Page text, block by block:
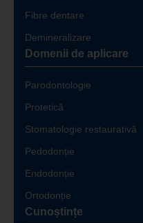
Fibre dentare
Demineralizare
Domenii de aplicare
Parodontologie
Protetică
Stomatologie restaurativă
Pedodonție
Endodonție
Ortodonție
Cunoștințe